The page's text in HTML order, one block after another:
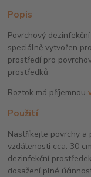
Popis
Povrchový
speciálně vytvořen
prostředí pro
prostředků
Roztok má příjemnou
Použití
Nastříkejte povrchy a
vzdálenosti cca. 30
dezinfekční
dosažení plné